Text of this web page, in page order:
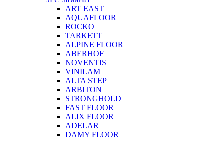
ART EAST
AQUAFLOOR
ROCKO
TARKETT
ALPINE FLOOR
ABERHOF
NOVENTIS
VINILAM
ALTA STEP
ARBITON
STRONGHOLD
FAST FLOOR
ALIX FLOOR
ADELAR
DAMY FLOOR